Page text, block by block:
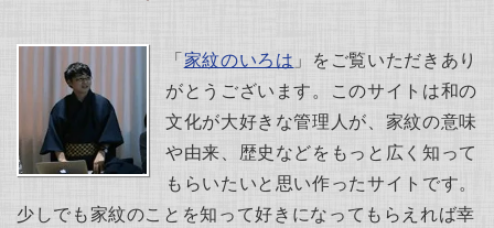
「家紋のいろは 」をご覧いただきあり
がとうございます。このサイトは和の
文化が大好きな管理人が、家紋の意味
や由来、歴史などをもっと広く知って
もらいたいと思い作ったサイトです。
少しでも家紋のことを知って好きになってもらえれば幸